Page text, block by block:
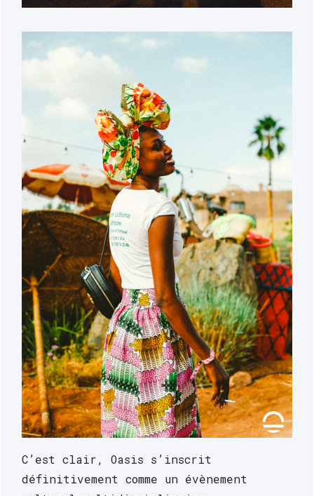
C’est clair, Oasis s’inscrit
définitivement comme un évènement